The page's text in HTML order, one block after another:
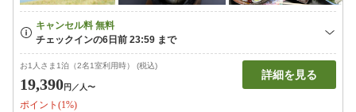
お1人さま1泊（2名1室利用時） (税込)
19,390円 ／人〜
ポイント(1%)
詳細を見る